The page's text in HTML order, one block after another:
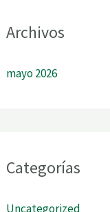
Archivos
mayo 2026
Categorías
Uncategorized